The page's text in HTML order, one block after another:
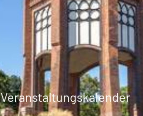
Veranstaltungskalender